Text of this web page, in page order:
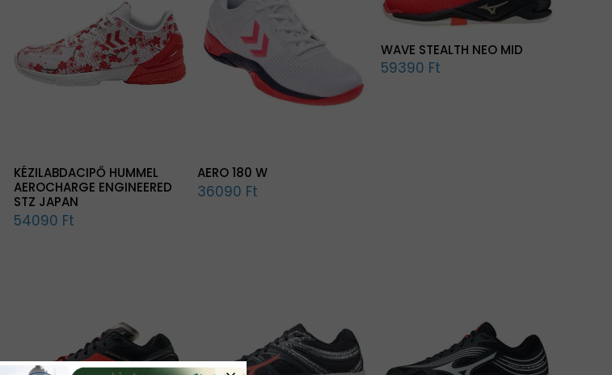
KÉZILABDACIPŐ HUMMEL
AEROCHARGE ENGINEERED
STZ JAPAN
54090 Ft
AERO 180 W
36090 Ft
WAVE STEALTH NEO MID
59390 Ft